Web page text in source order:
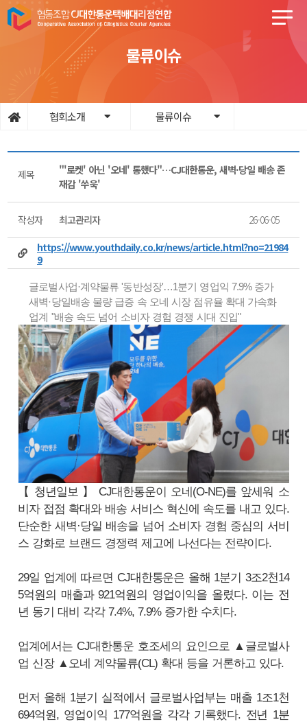
물류이슈
협회소개 물류이슈
제목
"'로켓' 아닌 '오네' 통했다"…CJ대한통운, 새벽·당일 배송 존
재감 '쑤욱'
작성자 최고관리자
26-06-05
https://www.youthdaily.co.kr/news/article.html?no=21984
9
글로벌사업·계약물류 '동반성장'…1분기 영업익 7.9% 증가
새벽·당일배송 물량 급증 속 오네 시장 점유율 확대 가속화
업계 "배송 속도 넘어 소비자 경험 경쟁 시대 진입"
【 청년일보 】 CJ대한통운이 오네(O-NE)를 앞세워 소
비자 접점 확대와 배송 서비스 혁신에 속도를 내고 있다.
단순한 새벽·당일 배송을 넘어 소비자 경험 중심의 서비
스 강화로 브랜드 경쟁력 제고에 나선다는 전략이다.
29일 업계에 따르면 CJ대한통운은 올해 1분기 3조2천14
5억원의 매출과 921억원의 영업이익을 올렸다. 이는 전
년 동기 대비 각각 7.4%, 7.9% 증가한 수치다.
업계에서는 CJ대한통운 호조세의 요인으로 ▲글로벌사
업 신장 ▲오네 계약물류(CL) 확대 등을 거론하고 있다.
먼저 올해 1분기 실적에서 글로벌사업부는 매출 1조1천
694억원, 영업이익 177억원을 각각 기록했다. 전년 1분